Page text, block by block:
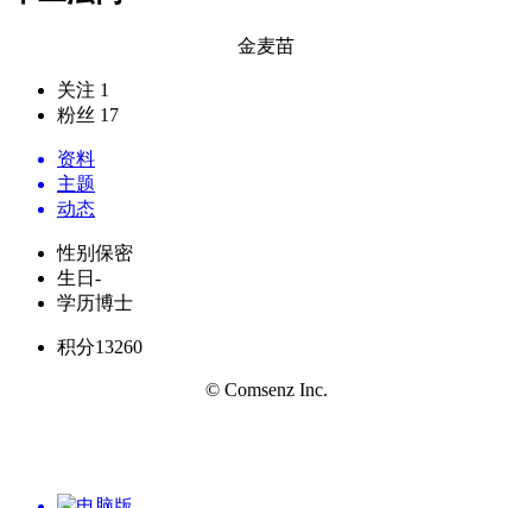
金麦苗
关注 1
粉丝 17
资料
主题
动态
性别 保密
生日 -
学历博士
积分13260
© Comsenz Inc.